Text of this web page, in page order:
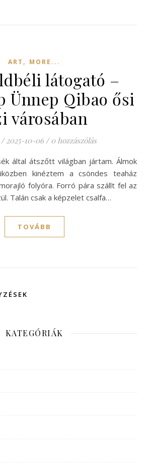
ART , MORE...
látogató –
Ünnep Qibao ősi
városában
/ 2025-10-06 / 0 hozzászólás
kinéztem a csöndes teaház
folyóra. Forró pára szállt fel az
Talán csak a képzelet csalfa…
TOVÁBB
KATEGÓRIÁK